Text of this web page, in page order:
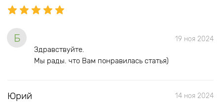
Б 19 ноя 2024
Здравствуйте.
Мы рады. что Вам понравилась статья)
Юрий 14 ноя 2024